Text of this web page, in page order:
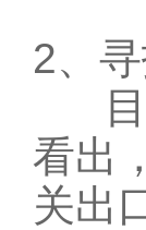
2、
目
看出
关出